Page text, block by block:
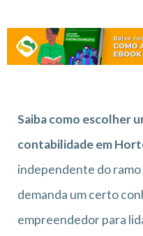
Saiba como escolher
contabilidade em
independente do
demanda um certo
empreendedor para